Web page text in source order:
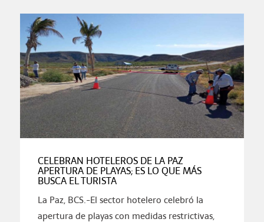
CELEBRAN HOTELEROS DE LA PAZ
APERTURA DE PLAYAS; ES LO QUE MÁS
BUSCA EL TURISTA
La Paz, BCS.-El sector hotelero celebró la
apertura de playas con medidas restrictivas,